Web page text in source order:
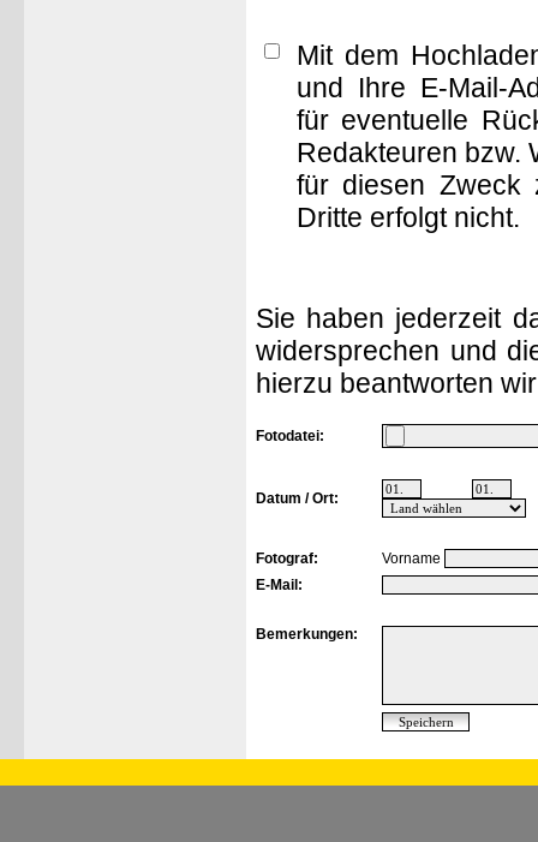
Mit dem
und Ihre E-Mail-
für eventuelle
Redakteuren bzw.
für diesen Zweck
Dritte erfolgt nicht.
Sie haben jederzeit
widersprechen und
hierzu beantworten
Fotodatei:
Datum / Ort:
Fotograf:
Vorname
E-Mail:
Bemerkungen: